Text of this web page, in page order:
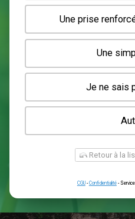
Une
Une
Une prise
Je